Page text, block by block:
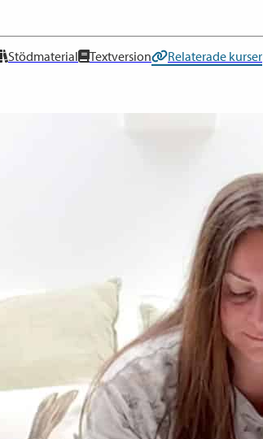
Stödmaterial Textversion Relaterade kurser